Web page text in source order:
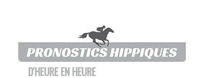
D'HEURE EN HEURE